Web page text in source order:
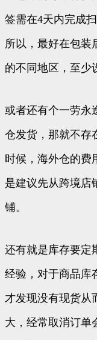
签需在4天内完成
所以，最好在包装
的不同地区，至少
或者还有个一劳永
仓发货，那就不存
时候，海外仓的费
是建议先从跨境店
铺。
还有就是库存要定
经验，对于商品库
才发现没有现货从
大，经常取消订单